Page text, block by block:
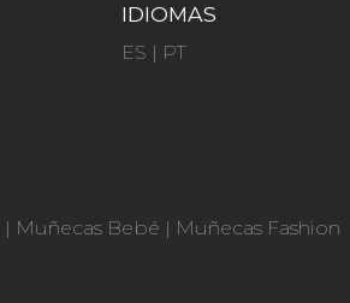
IDIOMAS
ES | PT
| Muñecas Bebé | Muñecas Fashion